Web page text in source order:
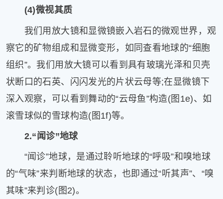
(4)微视其质
我们用放大镜和显微镜嵌入岩石的微观世界，观
察它的矿物组成和显微变形，如同查看地球的“细胞
组织”。我们用放大镜可以看到具有玻璃光泽和贝壳
状断口的石英、闪闪发光的片状云母等;在显微镜下
深入观察，可以看到舞动的“云母鱼”构造(图1e)、如
滚雪球似的雪球构造(图1f)等。
2.“闻诊”地球
“闻诊”地球，是通过聆听地球的“呼吸”和嗅地球
的“气味”来判断地球的状态，也即通过“听其声”、“嗅
其味”来判诊(图2)。